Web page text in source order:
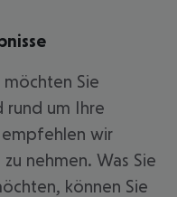
Sie
rund um Ihre
wir
nehmen. Was Sie
können Sie